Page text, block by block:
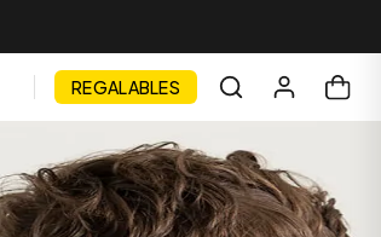
REGALABLES